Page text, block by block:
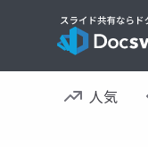
人気